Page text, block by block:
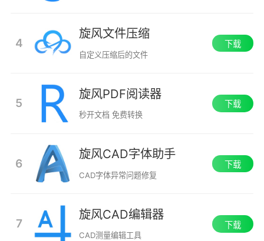
4
旋风文件压缩
自定义压缩后的文件
下载
5
旋风PDF阅读器
秒开文档 免费转换
下载
6
旋风CAD字体助手
CAD字体异常问题修复
下载
7
旋风CAD编辑器
CAD测量编辑工具
下载